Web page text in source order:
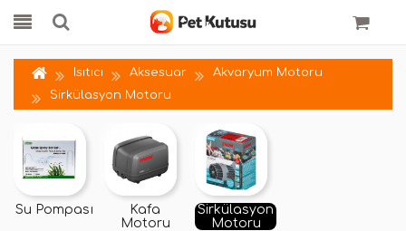
Isıtıcı Aksesuar
Akvaryum Motoru
Sirkülasyon Motoru
Su Pompası
Kafa
Motoru
Sirkülasyon
Motoru